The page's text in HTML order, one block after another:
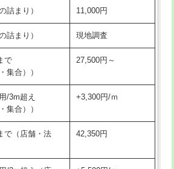
38,500円
現場見積
16,500円
までの価格です。
・分岐水栓） 16,500円
加工) 16,500円
止め)
具設置) 5,500円
使用（バンド止
5,500円
削・埋め戻し作
11,000円
詰まり） 11,000円
詰まり） 現地調査
で
集合））
27,500円～
/3m超え
集合））
+3,300円/ｍ
で（店舗・法
42,350円